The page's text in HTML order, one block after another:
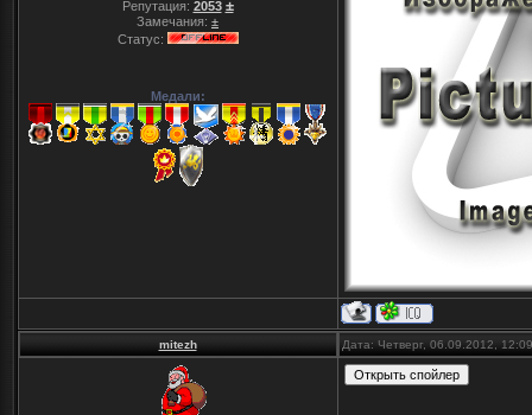
Репутация: 2053 ±
Замечания: ±
Статус:
Медали:
mitezh Дата: Четверг, 06.09.2012,